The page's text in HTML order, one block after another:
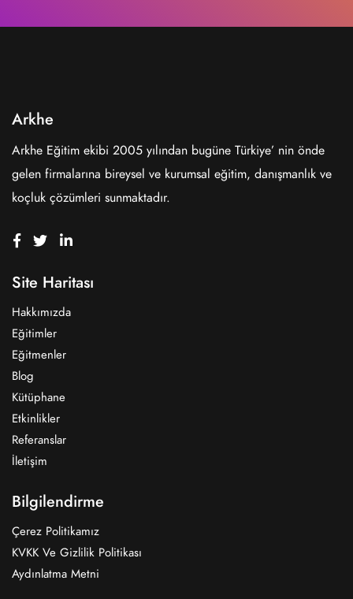
Arkhe
Arkhe Eğitim ekibi 2005 yılından bugüne Türkiye’ nin önde
gelen firmalarına bireysel ve kurumsal eğitim, danışmanlık ve
koçluk çözümleri sunmaktadır.
Site Haritası
Hakkımızda
Eğitimler
Eğitmenler
Blog
Kütüphane
Etkinlikler
Referanslar
İletişim
Bilgilendirme
Çerez Politikamız
KVKK Ve Gizlilik Politikası
Aydınlatma Metni